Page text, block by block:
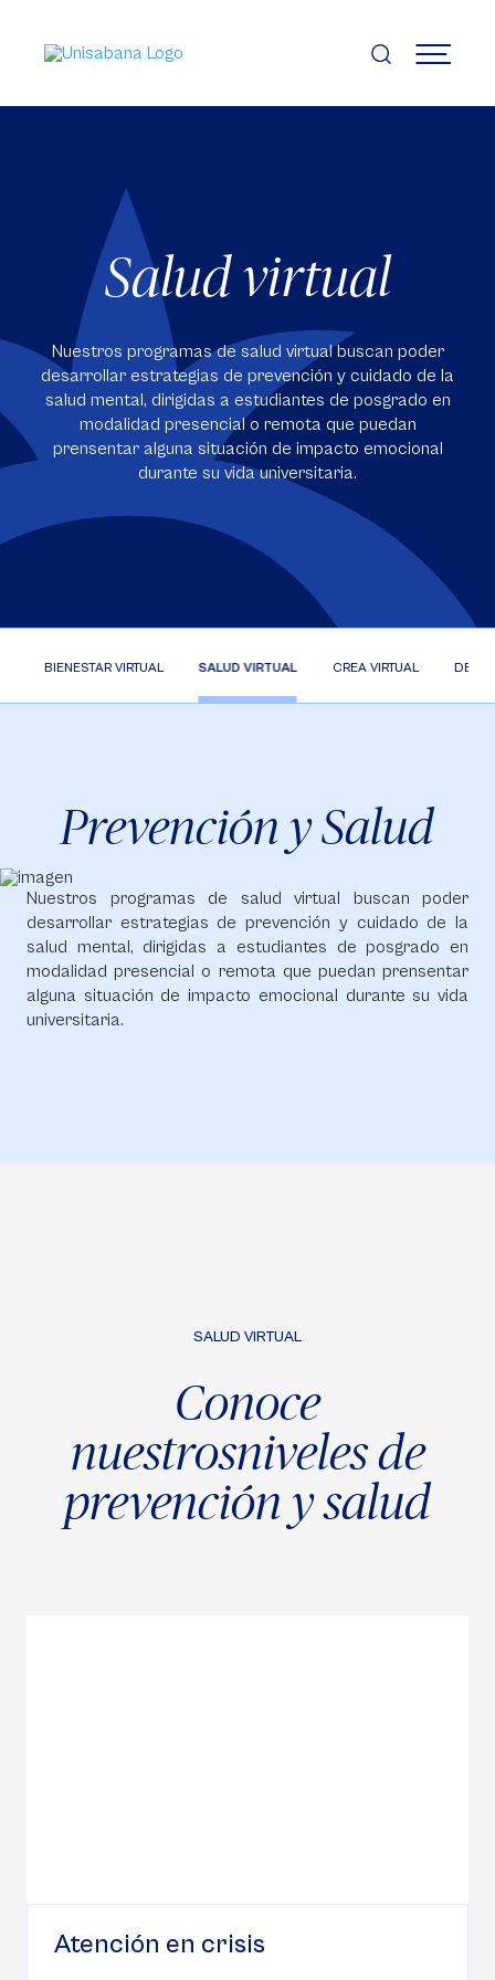
contenido
principal
MENÚ
Salud virtual
Nuestros programas de salud virtual buscan poder
desarrollar estrategias de prevención y cuidado de la
salud mental, dirigidas a estudiantes de posgrado en
modalidad presencial o remota que puedan
prensentar alguna situación de impacto emocional
durante su vida universitaria.
BIENESTAR VIRTUAL SALUD VIRTUAL CREA VIRTUAL
Prevención y Salud
Nuestros programas de salud virtual buscan poder
desarrollar estrategias de prevención y cuidado de la
salud mental, dirigidas a estudiantes de posgrado en
modalidad presencial o remota que puedan prensentar
alguna situación de impacto emocional durante su vida
universitaria.
SALUD VIRTUAL
Conoce
nuestrosniveles de
prevencióny salud
Atención en crisis